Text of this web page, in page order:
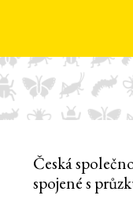
Česká
spojené s